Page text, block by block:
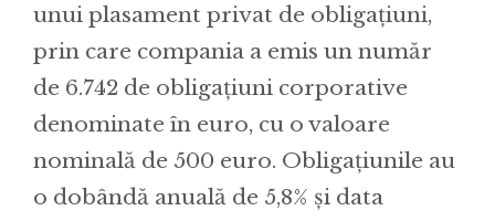
unui plasament privat de obligațiuni,
prin care compania a emis un număr
de 6.742 de obligațiuni corporative
denominate în euro, cu o valoare
nominală de 500 euro. Obligațiunile au
o dobândă anuală de 5,8% și data